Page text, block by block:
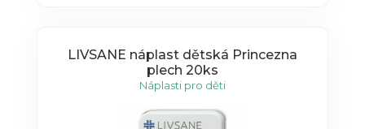
LIVSANE náplast dětská Princezna
plech 20ks
Náplasti pro děti